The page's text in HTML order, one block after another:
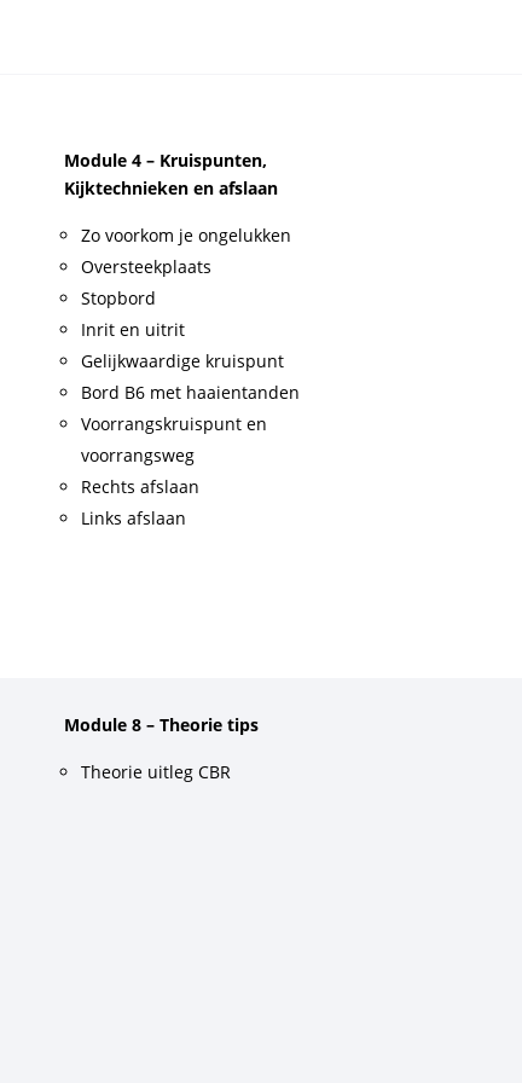
Module 4 – Kruispunten,
Kijktechnieken en afslaan
Zo voorkom je ongelukken
Oversteekplaats
Stopbord
Inrit en uitrit
Gelijkwaardige kruispunt
Bord B6 met haaientanden
Voorrangskruispunt en
voorrangsweg
Rechts afslaan
Links afslaan
Module 8 – Theorie tips
Theorie uitleg CBR